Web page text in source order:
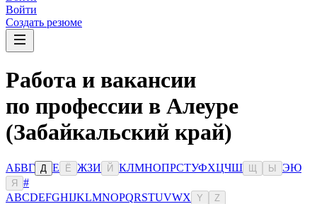
Войти
Создать резюме
Работа и вакансии
по профессии в Алеуре
(Забайкальский край)
АБВГ Д Е Ё ЖЗИ Й КЛМНОПРСТУФХЦЧШ Ы ЭЮ
Я
#
ABCDEFGHIJKLMNOPQRSTUVWX Y Z